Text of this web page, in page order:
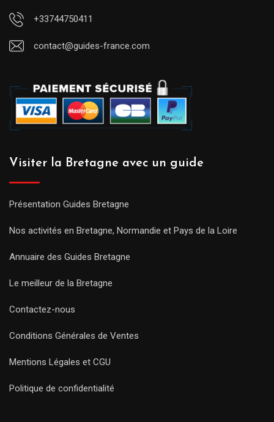
+33744750411
contact@guides-france.com
Visiter la Bretagne avec un guide
Présentation Guides Bretagne
Nos activités en Bretagne, Normandie et Pays de la Loire
Annuaire des Guides Bretagne
Le meilleur de la Bretagne
Contactez-nous
Conditions Générales de Ventes
Mentions Légales et CGU
Politique de confidentialité